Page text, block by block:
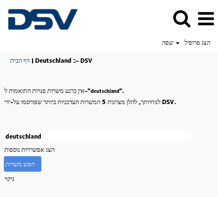
שפה
הצג פרופיל
דף הבית | Deutschland ב- DSV(דף
אין כרגע משרות פנויות התואמות ל-"deutschland".
לנוחיותך, להלן מצוינות 5 המשרות העדכניות ביותר שפורסמו על-ידי DSV.
הצג אפשרויות נוספות
ניקוי